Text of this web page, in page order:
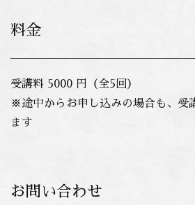
料金
受講料 5000 円（全5回）
※途中からお申し込みの場合も、受
ます
お問い合わせ